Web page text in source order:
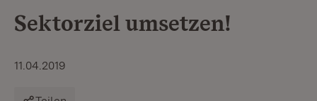
Sektorziel umsetzen!
11.04.2019